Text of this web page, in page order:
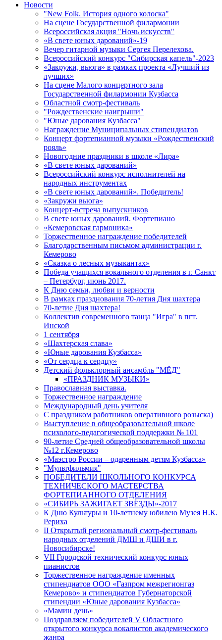
Новости
"New Folk. История одного колоска"
На сцене Государственной филармонии
Всероссийская акция "Ночь искусств"
«В свете юных дарований»-19
Вечер гитарной музыки Сергея Перелехова.
Всероссийский конкурс "Сибирская капель"-2023
«Закружи, вьюга» в рамках проекта «Лучший из
лучших»
На сцене Малого концертного зала
Государственной филармонии Кузбасса
Областной смотр-фестиваль
"Рождественские наигрыши"
"Юные дарования Кузбасса"
Награждение Муниципальных стипендиатов
Концерт фортепианной музыки «Рождественский
рояль»
Новогодние праздники в школе «Лира»
«В свете юных дарований»
Всероссийский конкурс исполнителей на
народных инструментах
«В свете юных дарований». Победитель!
«Закружи вьюга»
Концерт-встреча выпускников
В свете юных дарований. Фортепиано
«Кемеровская гармоника»
Торжественное награждение победителей
Благодарственным письмом администрации г.
Кемерово
«Сказка о лесных музыкантах»
Победа учащихся вокального отделения в г. Санкт
– Петербург, июнь 2017.
К Дню семьи, любви и верности
В рамках празднования 70-летия Дня шахтера
70-летие Дня шахтера!
Коллектив современного танца "Игра" в пгт.
Инской
1 сентября
«Шахтерская слава»
«Юные дарования Кузбасса»
«От сердца к сердцу»
Детский фольклорный ансамбль "МЁД"
«ПРАЗДНИК МУЗЫКИ»
Православная выставка.
Торжественное награждение
Международный день учителя
С праздником работников оперативного розыска)
Выступление в общеобразовательной школе
психолого-педагогической поддержки № 101
90-летие Средней общеобразовательной школы
№12 г.Кемерово
«Маэстро России – одаренным детям Кузбасса»
"Мультфильмия"
ПОБЕДИТЕЛИ ШКОЛЬНОГО КОНКУРСА
ТЕХНИЧЕСКОГО МАСТЕРСТВА
ФОРТЕПИАННОГО ОТДЕЛЕНИЯ
«СИБИРЬ ЗАЖИГАЕТ ЗВЁЗДЫ»-2017
К Дню Культуры и 10-летнему юбилею Музея Н.К.
Рериха
II Открытый региональный смотр-фестиваль
народных отделений ДМШ и ДШИ в г.
Новосибирске!
VII Городской технический конкурс юных
пианистов
Торжественное награждение именных
стипендиатов ООО «Газпром межрегионгаз
Кемерово» и стипендиатов Губернаторской
стипендии «Юные дарования Кузбасса»
«Мамин день»
Поздравляем победителей V Областного
открытого конкурса вокалистов академического
жанра